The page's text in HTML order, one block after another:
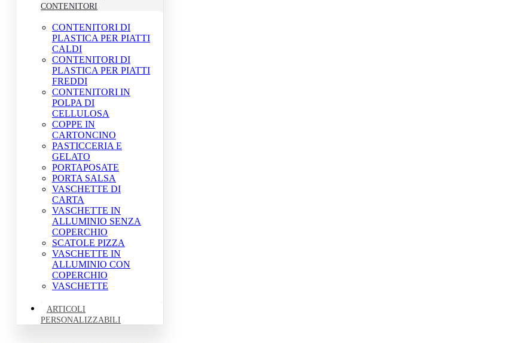
CONTENITORI
CONTENITORI DI
PLASTICA PER PIATTI
CALDI
CONTENITORI DI
PLASTICA PER PIATTI
FREDDI
CONTENITORI IN
POLPA DI
CELLULOSA
COPPE IN
CARTONCINO
PASTICCERIA E
GELATO
PORTAPOSATE
PORTA SALSA
VASCHETTE DI
CARTA
VASCHETTE IN
ALLUMINIO SENZA
COPERCHIO
SCATOLE PIZZA
VASCHETTE IN
ALLUMINIO CON
COPERCHIO
VASCHETTE
ARTICOLI
PERSONALIZZABILI